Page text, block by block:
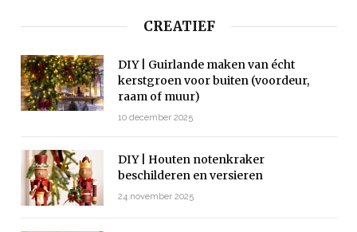
CREATIEF
DIY | Guirlande maken van écht
kerstgroen voor buiten (voordeur,
raam of muur)
10 december 2025
DIY | Houten notenkraker
beschilderen en versieren
24 november 2025